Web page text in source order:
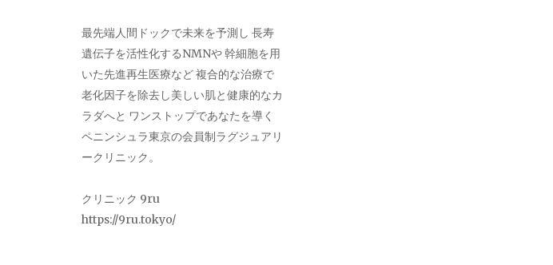
最先端人間ドックで未来を予測し 長寿
遺伝子を活性化するNMNや 幹細胞を用
いた先進再生医療など 複合的な治療で
老化因子を除去し美しい肌と健康的なカ
ラダへと ワンストップであなたを導く
ペニンシュラ東京の会員制ラグジュアリ
ークリニック。
クリニック 9ru
https://9ru.tokyo/